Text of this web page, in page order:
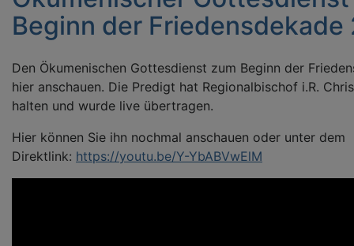
Beginn der Friedensdekade
Den Ökumenischen Gottesdienst zum Beginn der
hier anschauen. Die Predigt hat Regionalbischof i.R.
halten und wurde live übertragen.
Hier können Sie ihn nochmal anschauen oder unter dem
Direktlink: https://youtu.be/Y-YbABVwElM